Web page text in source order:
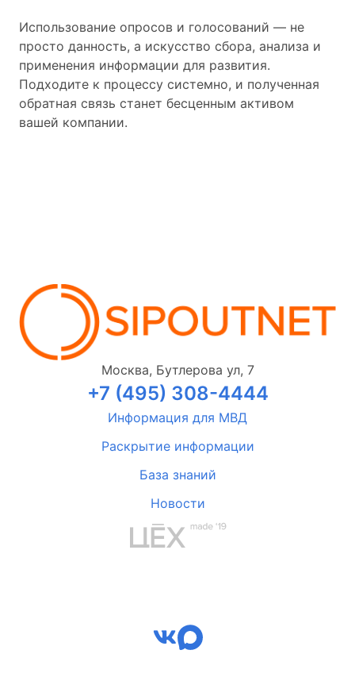
Использование опросов и голосований — не
просто данность, а искусство сбора, анализа и
применения информации для развития.
Подходите к процессу системно, и полученная
обратная связь станет бесценным активом
вашей компании.
Москва, Бутлерова ул, 7
+7 (495) 308-4444
Информация для МВД
Раскрытие информации
База знаний
Новости